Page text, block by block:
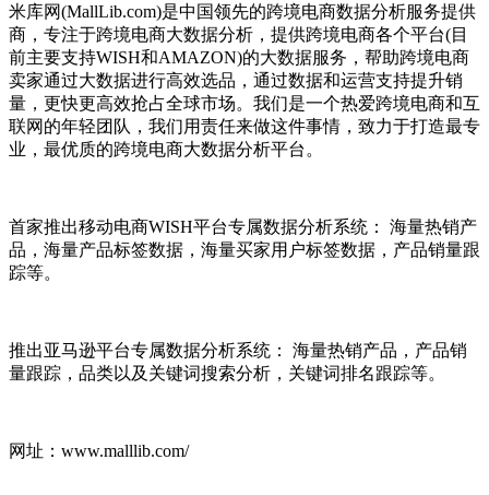
米库网(MallLib.com)是中国领先的跨境电商数据分析服务提供
商，专注于跨境电商大数据分析，提供跨境电商各个平台(目
前主要支持WISH和AMAZON)的大数据服务，帮助跨境电商
卖家通过大数据进行高效选品，通过数据和运营支持提升销
量，更快更高效抢占全球市场。我们是一个热爱跨境电商和互
联网的年轻团队，我们用责任来做这件事情，致力于打造最专
业，最优质的跨境电商大数据分析平台。
首家推出移动电商WISH平台专属数据分析系统： 海量热销产
品，海量产品标签数据，海量买家用户标签数据，产品销量跟
踪等。
推出亚马逊平台专属数据分析系统： 海量热销产品，产品销
量跟踪，品类以及关键词搜索分析，关键词排名跟踪等。
网址：www.malllib.com/